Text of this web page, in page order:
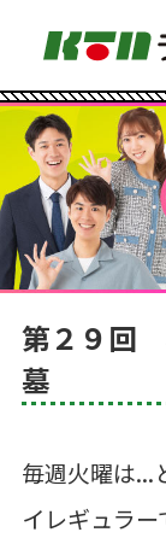
第２９回
墓
毎週火曜は...
イレギュラ